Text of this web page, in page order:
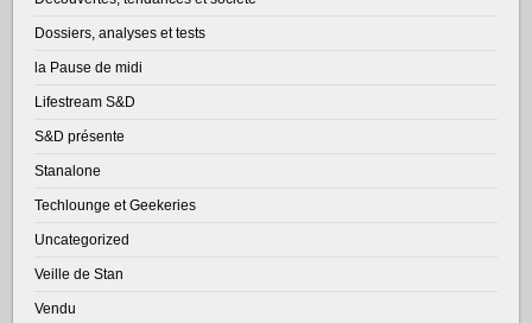
Dossiers, analyses et tests
la Pause de midi
Lifestream S&D
S&D présente
Stanalone
Techlounge et Geekeries
Uncategorized
Veille de Stan
Vendu